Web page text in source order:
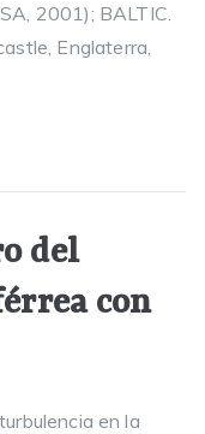
2001); BALTIC.
Englaterra,
del
con
en la